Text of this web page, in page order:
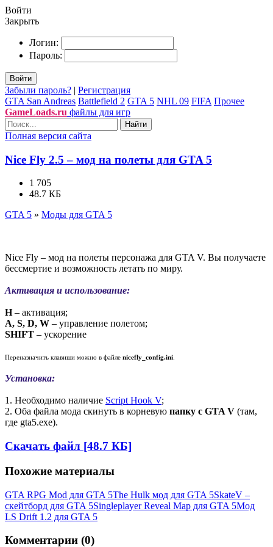
Войти
Закрыть
Логин:
Пароль:
Войти
Забыли пароль? | Регистрация
GTA San Andreas Battlefield 2 GTA 5 NHL 09 FIFA Прочее
GameLoads.ru файлы для игр
Найти
Полная версия сайта
Nice Fly 2.5 – мод на полеты для GTA 5
1 705
48.7 КБ
GTA 5 » Моды для GTA 5
Nice Fly – мод на полеты персонажа для GTA V. Вы получаете
бессмертие и возможность летать по миру.
Активация и использование:
H– активация;
A, S, D, W – управление полетом;
SHIFT – ускорение
Переназначить клавиши можно в файле nicefly_config.ini.
Установка:
1. Необходимо наличие Script Hook V;
2. Оба файла мода скинуть в корневую папку с GTA V (там,
где gta5.exe).
Скачать файл [48.7 КБ]
Похожие материалы
GTA RPG Mod для GTA 5The Hulk мод для GTA 5SkateV –
скейтборд для GTA 5Singleplayer Reveal Map для GTA 5Мод
LS Drift 1.2 для GTA 5
Комментарии (0)